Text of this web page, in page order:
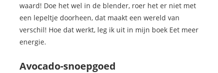
waard! Doe het wel in de blender, roer het er niet met
een lepeltje doorheen, dat maakt een wereld van
verschil! Hoe dat werkt, leg ik uit in mijn boek Eet meer
energie.
Avocado-snoepgoed